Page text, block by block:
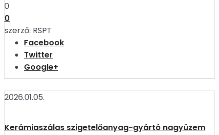
0
0
szerző: RSPT
Facebook
Twitter
Google+
2026.01.05.
Kerámiaszálas szigetelőanyag-gyártó nagyüzem